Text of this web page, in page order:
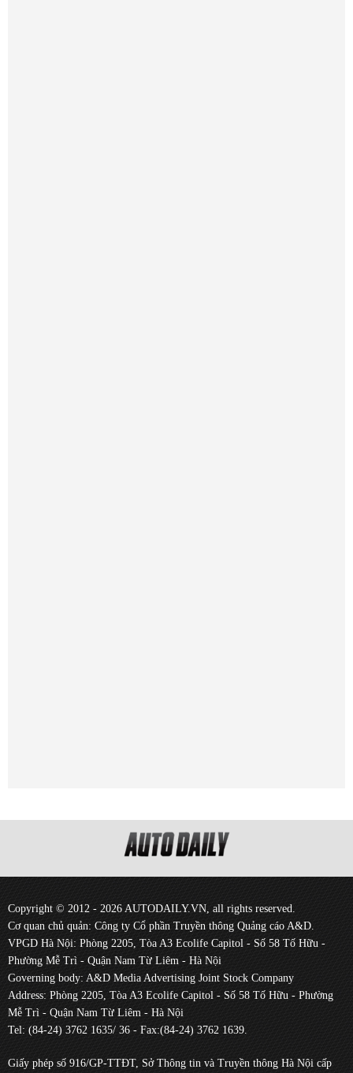
Copyright © 2012 - 2026 AUTODAILY.VN, all rights reserved.
Cơ quan chủ quản: Công ty Cổ phần Truyền thông Quảng cáo A&D.
VPGD Hà Nội: Phòng 2205, Tòa A3 Ecolife Capitol - Số 58 Tố Hữu -
Phường Mễ Trì - Quận Nam Từ Liêm - Hà Nội
Governing body: A&D Media Advertising Joint Stock Company
Address: Phòng 2205, Tòa A3 Ecolife Capitol - Số 58 Tố Hữu - Phường
Mễ Trì - Quận Nam Từ Liêm - Hà Nội
Tel: (84-24) 3762 1635/ 36 - Fax:(84-24) 3762 1639.
Giấy phép số 916/GP-TTĐT, Sở Thông tin và Truyền thông Hà Nội cấp